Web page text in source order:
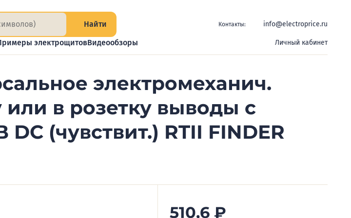
Найти Контакты: info@electroprice.ru
электрощитовВидеообзоры Личный кабинет
электромеханич.
в розетку выводы с
(чувствит.) RTII FINDER
510,6 ₽